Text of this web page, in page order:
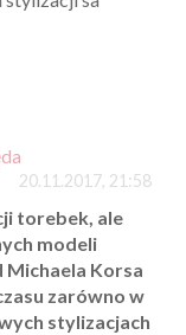
20.11.2017, 21:58
torebek, ale
modeli
Korsa
zarówno w
stylizacjach